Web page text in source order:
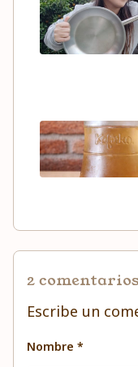
2 comentarios
Escribe un
Nombre *